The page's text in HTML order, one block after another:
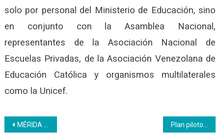
solo por personal del Ministerio de Educación, sino
en conjunto con la Asamblea Nacional,
representantes de la Asociación Nacional de
Escuelas Privadas, de la Asociación Venezolana de
Educación Católica y organismos multilaterales
como la Unicef.
Navegación
MÉRIDA | CFS El Vigía inaugura salón de reuniones